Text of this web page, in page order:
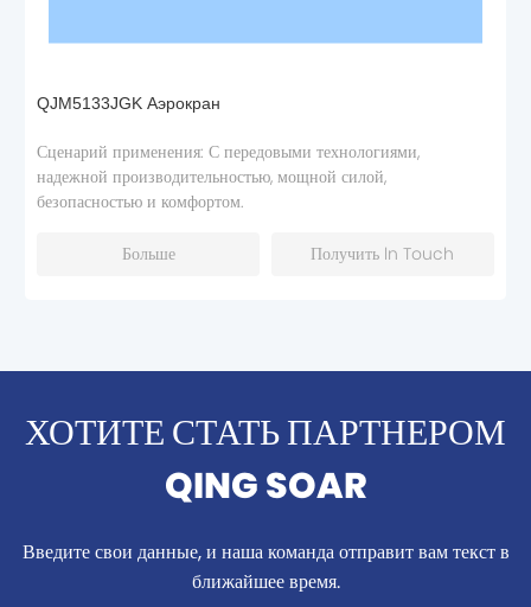
QJM5133JGK Аэрокран
Сценарий применения: С передовыми технологиями,
надежной производительностью, мощной силой,
безопасностью и комфортом.
Больше Получить ln Touch
ХОТИТЕ СТАТЬ ПАРТНЕРОМ
QING SOAR
Введите свои данные, и наша команда отправит вам текст в
ближайшее время.